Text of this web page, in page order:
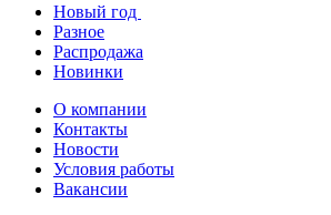
Новый год
Разное
Распродажа
Новинки
О компании
Контакты
Новости
Условия работы
Вакансии